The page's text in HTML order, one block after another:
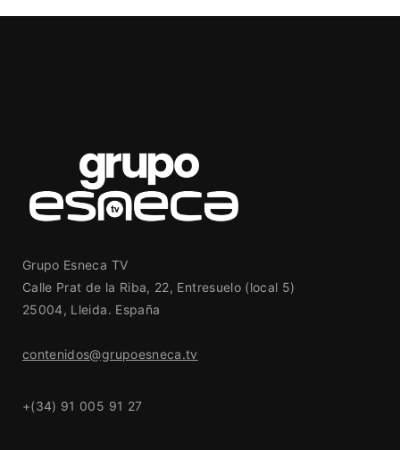
Grupo Esneca TV
Calle Prat de la Riba, 22, Entresuelo (local 5)
25004, Lleida. España
contenidos@grupoesneca.tv
+(34) 91 005 91 27